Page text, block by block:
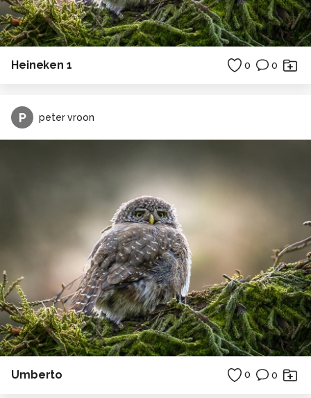
Heineken 1 0 0
P peter vroon
Umberto 0 0